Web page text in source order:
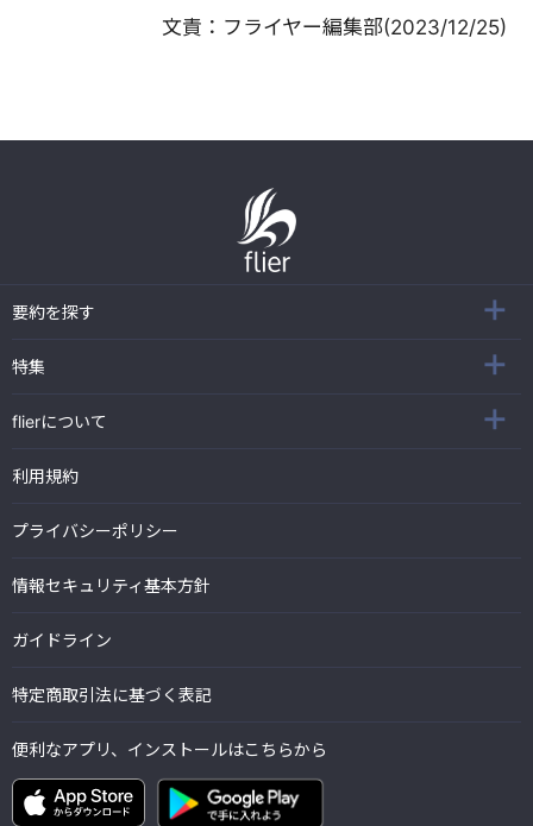
文責： フライヤー編集部(2023/12/25)
要約を探す
特集
flierについて
利用規約
プライバシーポリシー
情報セキュリティ基本方針
ガイドライン
特定商取引法に基づく表記
便利なアプリ、インストールはこちらから